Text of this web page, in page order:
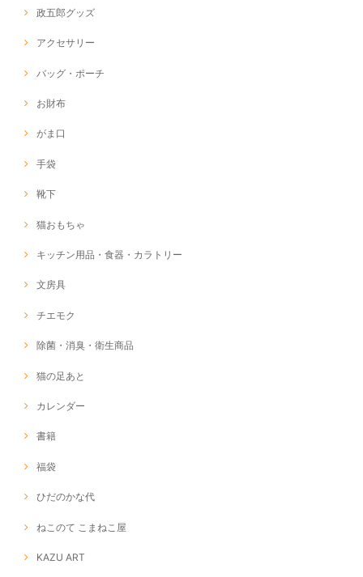
政五郎グッズ
アクセサリー
バッグ・ポーチ
お財布
がま口
手袋
靴下
猫おもちゃ
キッチン用品・食器・カラトリー
文房具
チエモク
除菌・消臭・衛生商品
猫の足あと
カレンダー
書籍
福袋
ひだのかな代
ねこのて こまねこ屋
KAZU ART